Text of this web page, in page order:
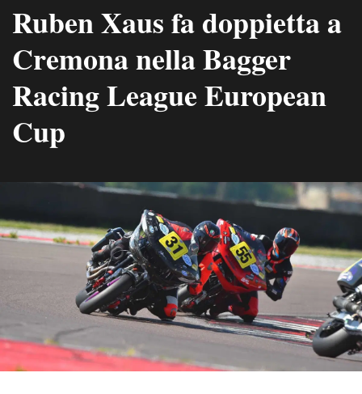
Ruben Xaus fa doppietta a
Cremona nella Bagger
Racing League European
Cup